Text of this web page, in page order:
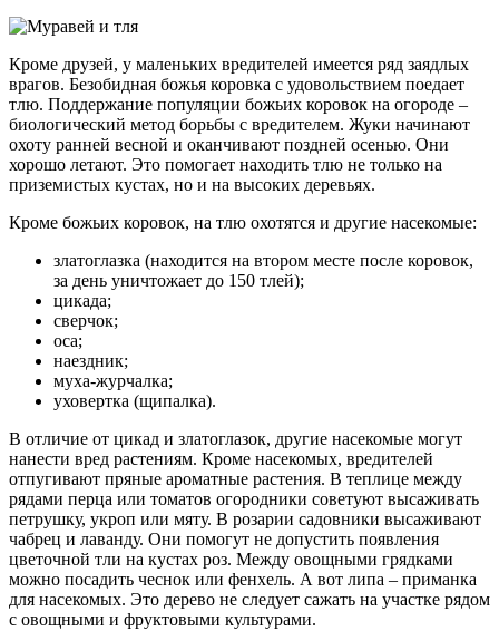
Кроме друзей, у маленьких вредителей имеется ряд заядлых
врагов. Безобидная божья коровка с удовольствием поедает
тлю. Поддержание популяции божьих коровок на огороде –
биологический метод борьбы с вредителем. Жуки начинают
охоту ранней весной и оканчивают поздней осенью. Они
хорошо летают. Это помогает находить тлю не только на
приземистых кустах, но и на высоких деревьях.
Кроме божьих коровок, на тлю охотятся и другие насекомые:
златоглазка (находится на втором месте после коровок,
за день уничтожает до 150 тлей);
цикада;
сверчок;
оса;
наездник;
муха-журчалка;
уховертка (щипалка).
В отличие от цикад и златоглазок, другие насекомые могут
нанести вред растениям. Кроме насекомых, вредителей
отпугивают пряные ароматные растения. В теплице между
рядами перца или томатов огородники советуют высаживать
петрушку, укроп или мяту. В розарии садовники высаживают
чабрец и лаванду. Они помогут не допустить появления
цветочной тли на кустах роз. Между овощными грядками
можно посадить чеснок или фенхель. А вот липа – приманка
для насекомых. Это дерево не следует сажать на участке рядом
с овощными и фруктовыми культурами.